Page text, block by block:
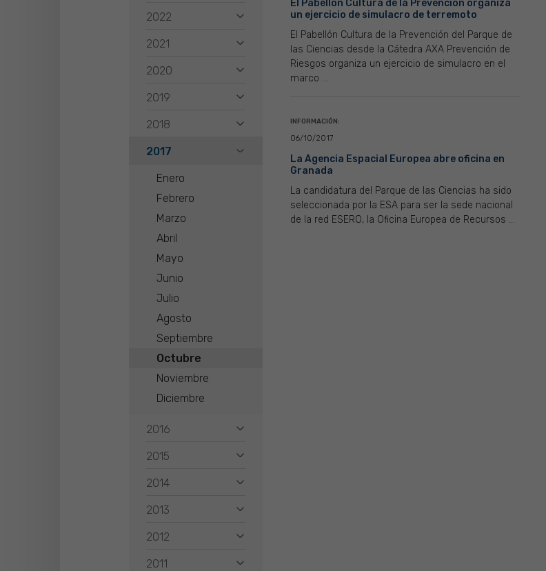
2022
2021
2020
2019
2018
2017
Enero
Febrero
Marzo
Abril
Mayo
Junio
Julio
Agosto
Septiembre
Octubre
Noviembre
Diciembre
2016
2015
2014
2013
2012
2011
El Pabellón Cultura de la Prevención organiza
un ejercicio de simulacro de terremoto
El Pabellón Cultura de la Prevención del Parque de
las Ciencias desde la Cátedra AXA Prevención de
Riesgos organiza un ejercicio de simulacro en el
marco ...
INFORMACIÓN:
06/10/2017
La Agencia Espacial Europea abre oficina en
Granada
La candidatura del Parque de las Ciencias ha sido
seleccionada por la ESA para ser la sede nacional
de la red ESERO, la Oficina Europea de Recursos ...